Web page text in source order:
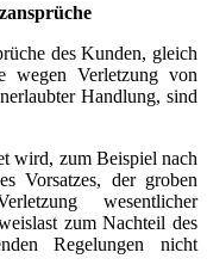
des Kunden, gleich
wegen Verletzung von
Handlung, sind
wird, zum Beispiel nach
Vorsatzes, der groben
wesentlicher
zum Nachteil des
Regelungen nicht